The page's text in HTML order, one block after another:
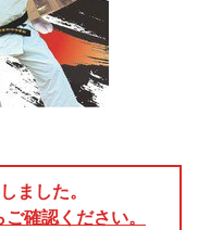
ました。
確認ください。